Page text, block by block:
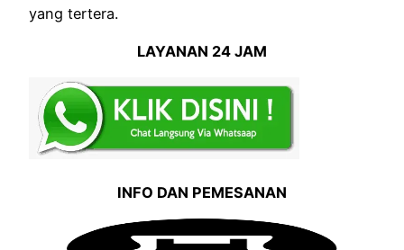
yang tertera.
LAYANAN 24 JAM
INFO DAN PEMESANAN